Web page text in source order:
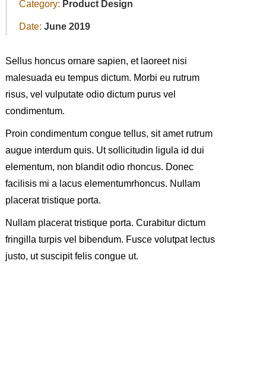
Category: Product Design
Date: June 2019
Sellus honcus ornare sapien, et laoreet nisi
malesuada eu tempus dictum. Morbi eu rutrum
risus, vel vulputate odio dictum purus vel
condimentum.
Proin condimentum congue tellus, sit amet rutrum
augue interdum quis. Ut sollicitudin ligula id dui
elementum, non blandit odio rhoncus. Donec
facilisis mi a lacus elementumrhoncus. Nullam
placerat tristique porta.
Nullam placerat tristique porta. Curabitur dictum
fringilla turpis vel bibendum. Fusce volutpat lectus
justo, ut suscipit felis congue ut.